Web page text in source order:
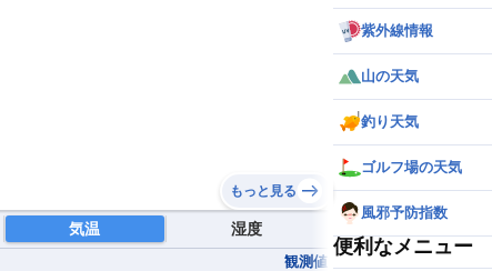
もっと見る
気温 湿度
観測値
紫外線情報
山の天気
釣り天気
ゴルフ場の天気
風邪予防指数
便利なメニュー